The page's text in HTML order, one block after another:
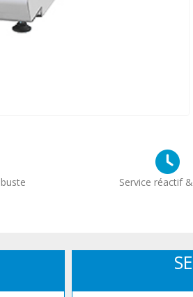
Service réactif